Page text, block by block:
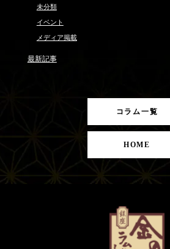
未分類
イベント
メディア掲載
最新記事
コラム一覧
HOME